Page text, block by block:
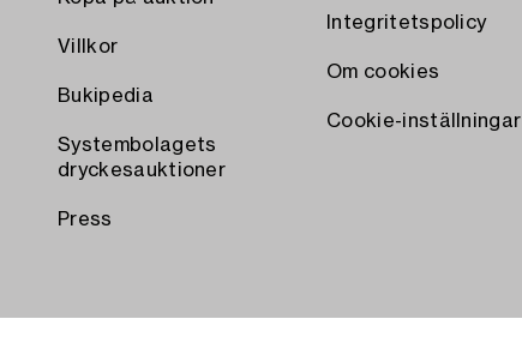
Villkor
Bukipedia
Systembolagets
dryckesauktioner
Press
Integritetspolicy
Om cookies
Cookie-inställningar